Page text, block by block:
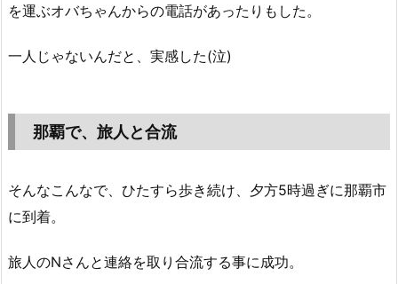
を運ぶオバちゃんからの電話があったりもした。
一人じゃないんだと、実感した(泣)
那覇で、旅人と合流
そんなこんなで、ひたすら歩き続け、夕方5時過ぎに那覇市
に到着。
旅人のNさんと連絡を取り合流する事に成功。